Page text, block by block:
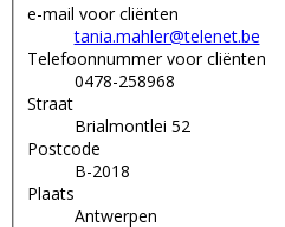
e-mail voor cliënten
tania.mahler@telenet.be
Telefoonnummer voor cliënten
0478-258968
Straat
Brialmontlei 52
Postcode
B-2018
Plaats
Antwerpen